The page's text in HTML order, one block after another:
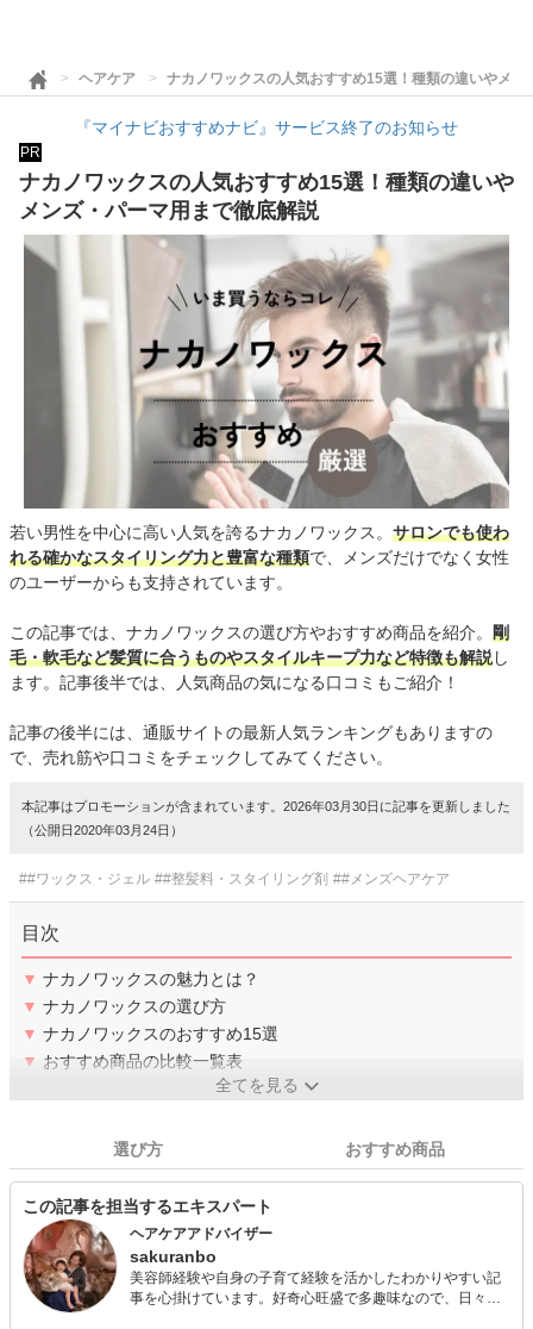
ヘアケア ナカノワックスの人気おすすめ15選！種類の違いやメン
『マイナビおすすめナビ』サービス終了のお知らせ
PR
ナカノワックスの人気おすすめ15選！種類の違いや
メンズ・パーマ用まで徹底解説
若い男性を中心に高い人気を誇るナカノワックス。 サロンでも使わ
れる確かなスタイリング力と豊富な種類で、メンズだけでなく女性
のユーザーからも支持されています。
この記事では、ナカノワックスの選び方やおすすめ商品を紹介。 剛
毛・軟毛など髪質に合うものやスタイルキープ力など特徴も解説し
ます。記事後半では、人気商品の気になる口コミもご紹介！
記事の後半には、通販サイトの最新人気ランキングもありますの
で、売れ筋や口コミをチェックしてみてください。
本記事はプロモーションが含まれています。2026年03月30日に記事を更新しました
（公開日2020年03月24日）
##ワックス・ジェル ##整髪料・スタイリング剤 ##メンズヘアケア
目次
▼ ナカノワックスの魅力とは？
▼ ナカノワックスの選び方
▼ ナカノワックスのおすすめ15選
▼ おすすめ商品の比較一覧表
全てを見る
選び方 おすすめ商品
この記事を担当するエキスパート
ヘアケアアドバイザー
sakuranbo
美容師経験や自身の子育て経験を活かしたわかりやすい記
事を心掛けています。好奇心旺盛で多趣味なので、日々学